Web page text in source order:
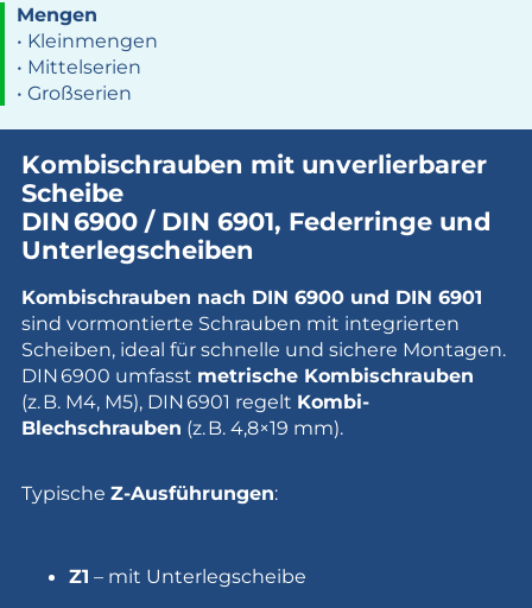
Mengen
• Kleinmengen
• Mittelserien
• Großserien
Kombischrauben mit unverlierbarer
Scheibe
DIN6900 / DIN 6901, Federringe und
Unterlegscheiben
Kombischrauben nach DIN 6900 und DIN 6901
sind vormontierte Schrauben mit integrierten
Scheiben, ideal für schnelle und sichere Montagen.
DIN 6900 umfasst metrische Kombischrauben
(z. B. M4, M5), DIN 6901 regelt Kombi-
Blechschrauben (z. B. 4,8×19 mm).
TypischeZ-Ausführungen:
Z1 – mit Unterlegscheibe